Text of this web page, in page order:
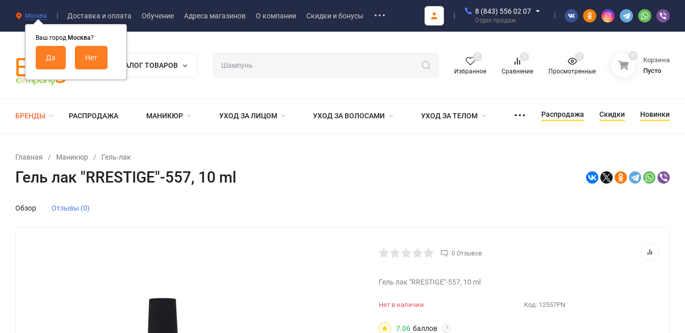
Москва
Ваш город Москва?
Доставка и оплата Обучение Адреса магазинов О компании Скидки и бонусы
8 (843) 556 02 07
Отдел продаж
КАТАЛОГ ТОВАРОВ
Избранное
0
Сравнение
0
Просмотренные
0 0
Корзина
Пусто
БРЕНДЫ РАСПРОДАЖА МАНИКЮР УХОД ЗА ЛИЦОМ УХОД ЗА ВОЛОСАМИ УХОД ЗА ТЕЛОМ Распродажа Скидки Новинки
Главная / Маникюр / Гель-лак
Гель лак "RRESTIGE"-557, 10 ml
Обзор Отзывы (0)
0 Отзывов
Гель лак "RRESTIGE"-557, 10 ml
Нет в наличии Код: 12557PN
7.06 баллов ?